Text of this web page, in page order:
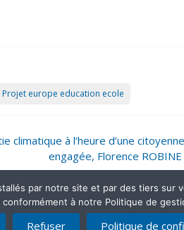
Projet europe education ecole
climatique à l’heure d’une
engagée, Florence ROBINE
par notre site et par des tiers sur
conformément à notre Politique de
Refuser Politique de